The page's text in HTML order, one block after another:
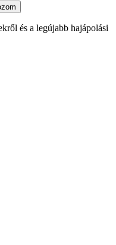
és a legújabb hajápolási